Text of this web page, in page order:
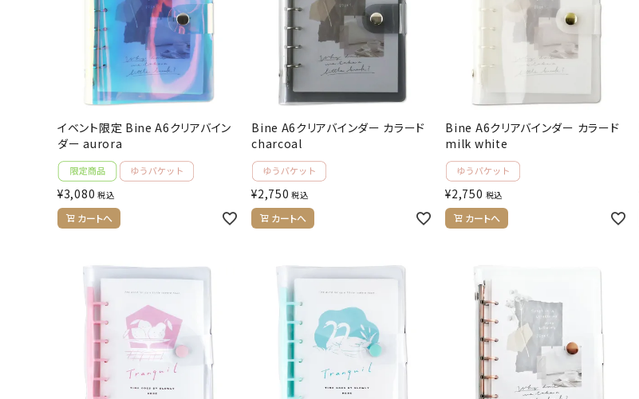
人気商品から探す
モチーフから探す
キャラクターから探す
アイテムから探す
INFORMATION
プライバシーポリシー
特定商取引法について
イベント限定 Bine A6クリアバイン
ダー aurora
¥3,080 税込
カートへ
Bine A6クリアバインダー カラード
charcoal
¥2,750 税込
カートへ
Bine A6クリアバインダー カラード
milk white
¥2,750 税込
カートへ